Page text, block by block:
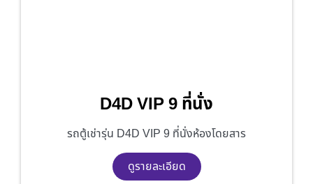
D4D VIP 9 ที่นั่ง
รถตู้เช่ารุ่น D4D VIP 9 ที่นั่งห้องโดยสาร
ดูรายละเอียด